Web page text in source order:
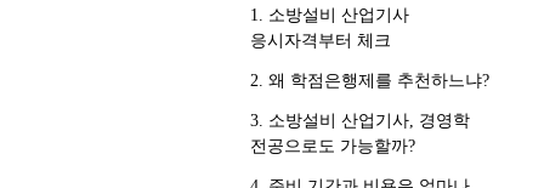
1. 소방설비 산업기사
응시자격부터 체크
2. 왜 학점은행제를 추천하느냐?
3. 소방설비 산업기사, 경영학
전공으로도 가능할까?